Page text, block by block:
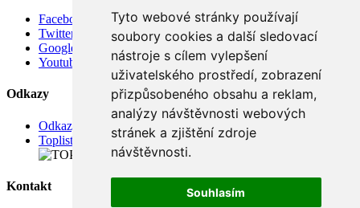
Tyto webové stránky používají
soubory cookies a další sledovací
nástroje s cílem vylepšení
uživatelského prostředí, zobrazení
přizpůsobeného obsahu a reklam,
analýzy návštěvnosti webových
stránek a zjištění zdroje
návštěvnosti.
Souhlasím
Facebook
Twitter
Google
Youtube
Odkazy
Odkazy
Toplist
Kontakt